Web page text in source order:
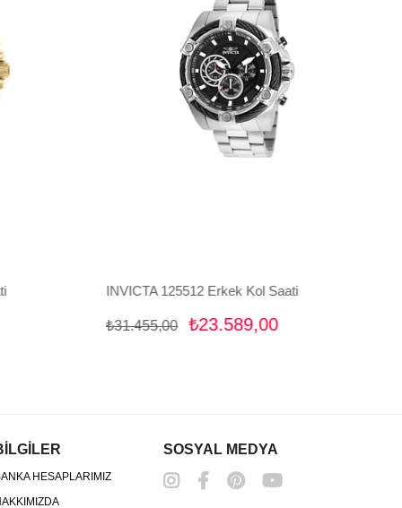
INVICTA 125512 Erkek Kol Saati
₺23.589,00
₺31.455,00
HESAPLARIMIZ
SOSYAL MEDYA